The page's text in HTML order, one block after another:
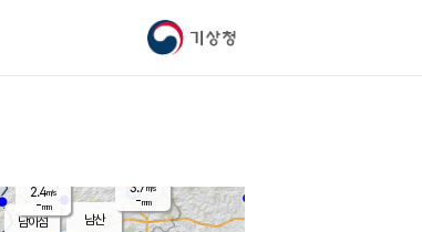
기상청
남이섬
남산
2.4m/s
-mm
3.7 m/s
-mm